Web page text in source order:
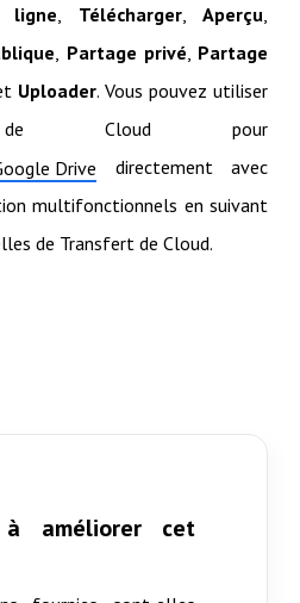
ligne
Télécharger,Aperçu
Partage privé Partage
Uploader. Vous pouvez utiliser
de Cloud pour
Drive directement avec
multifonctionnels en suivant
de Transfert de Cloud.
à améliorer cet